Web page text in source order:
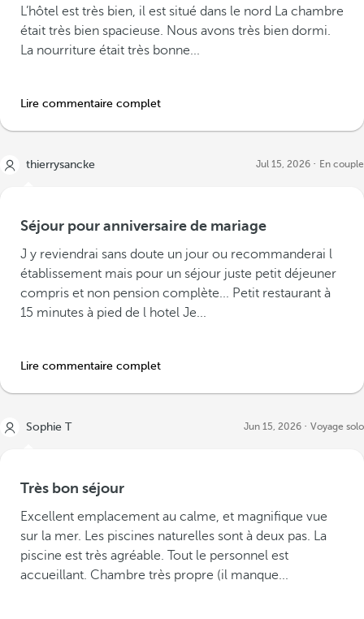
L’hôtel est très bien, il est situé dans le nord La chambre
était très bien spacieuse. Nous avons très bien dormi.
La nourriture était très bonne...
Lire commentaire complet
thierrysancke Jul 15, 2026 En couple
Séjour pour anniversaire de mariage
J y reviendrai sans doute un jour ou recommanderai l
établissement mais pour un séjour juste petit déjeuner
compris et non pension complète... Petit restaurant à
15 minutes à pied de l hotel Je...
Lire commentaire complet
Sophie T Jun 15, 2026 Voyage solo
Très bon séjour
Excellent emplacement au calme, et magnifique vue
sur la mer. Les piscines naturelles sont à deux pas. La
piscine est très agréable. Tout le personnel est
accueillant. Chambre très propre (il manque...